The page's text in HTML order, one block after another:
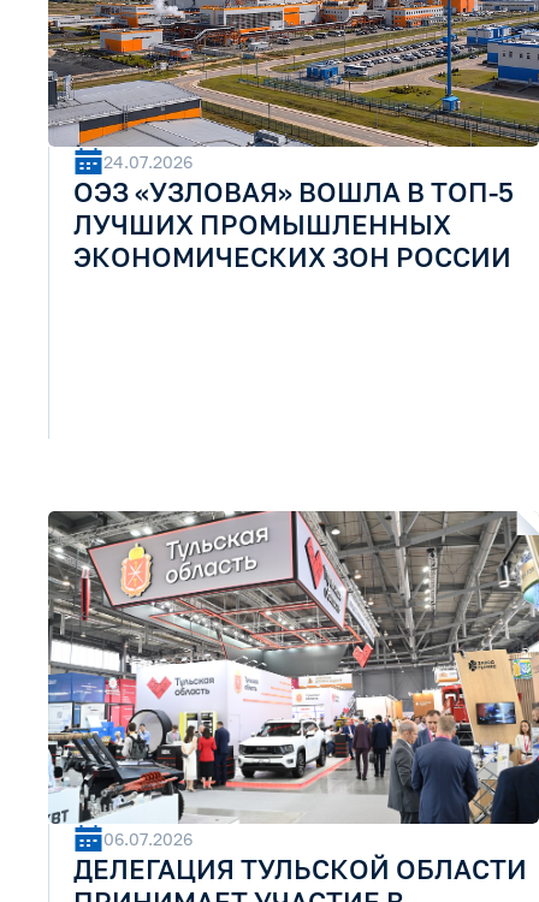
24.07.2026
ОЭЗ «УЗЛОВАЯ» ВОШЛА В ТОП-5
ЛУЧШИХ ПРОМЫШЛЕННЫХ
ЭКОНОМИЧЕСКИХ ЗОН РОССИИ
06.07.2026
ДЕЛЕГАЦИЯ ТУЛЬСКОЙ ОБЛАСТИ